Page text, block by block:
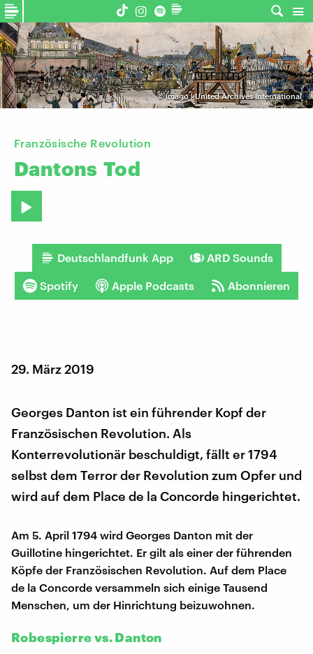
©imago | United Archives International
Französische Revolution
Dantons Tod
Deutschlandfunk App ARD Sounds
Spotify Apple Podcasts Abonnieren
29. März 2019
Georges Danton ist ein führender Kopf der
Französischen Revolution. Als
Konterrevolutionär beschuldigt, fällt er 1794
selbst dem Terror der Revolution zum Opfer und
wird auf dem Place de la Concorde hingerichtet.
Am 5. April 1794 wird Georges Danton mit der
Guillotine hingerichtet. Er gilt als einer der führenden
Köpfe der Französischen Revolution. Auf dem Place
de la Concorde versammeln sich einige Tausend
Menschen, um der Hinrichtung beizuwohnen.
Robespierre vs. Danton